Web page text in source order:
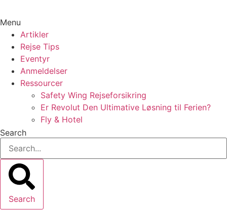
Menu
Artikler
Rejse Tips
Eventyr
Anmeldelser
Ressourcer
Safety Wing Rejseforsikring
Er Revolut Den Ultimative Løsning til Ferien?
Fly & Hotel
Search
Search